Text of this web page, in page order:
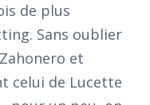
de plus
Sans oublier
et
celui de Lucette